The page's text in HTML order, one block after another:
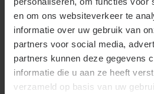
en om ons websiteverkeer te
informatie over uw gebruik van
partners voor social media,
partners kunnen deze gegevens
informatie die u aan ze heeft
verzameld op basis van uw
Te overbruggen afstand
minimaal
Te overbruggen afstand